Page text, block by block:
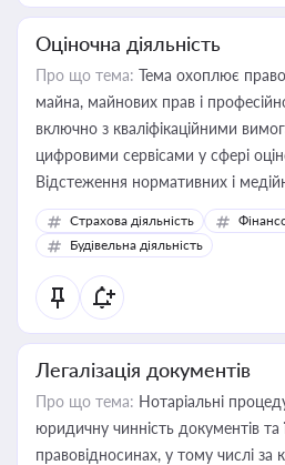
Оціночна діяльність
Про що тема: Тема охоплює
майна, майнових прав і
включно з кваліфікаційними
цифровими сервісами у сфері
Відстеження нормативних і
корисне для власника бізнесу,
бухгалтера під час
державного майна, корпоративних
статусу суб'єктів оціночної
Страхова діяльність
Будівельна діяльність
Легалізація документів
Про що тема: Нотаріальні
юридичну чинність документів та
правовідносинах, у тому числі